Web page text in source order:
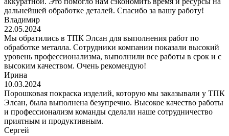
дальнейшей обработке деталей. Спасибо за вашу работу!
Владимир
22.05.2024
Мы обратились в ТПК Элсан для выполнения работ по
обработке металла. Сотрудники компании показали высокий
уровень профессионализма, выполнили все работы в срок и с
высоким качеством. Очень рекомендую!
Ирина
10.03.2024
Порошковая покраска изделий, которую мы заказывали у ТПК
Элсан, была выполнена безупречно. Высокое качество работы
и профессионализм команды сделали наше сотрудничество
приятным и продуктивным.
Сергей